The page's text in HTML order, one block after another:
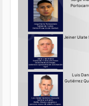
Ver más